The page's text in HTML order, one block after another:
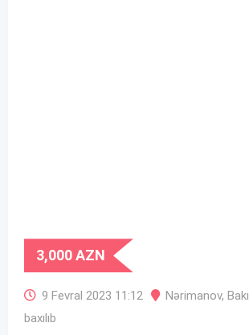
3,000AZN
9 Fevral 2023 11:12 Nərimanov, Bakı
baxılıb